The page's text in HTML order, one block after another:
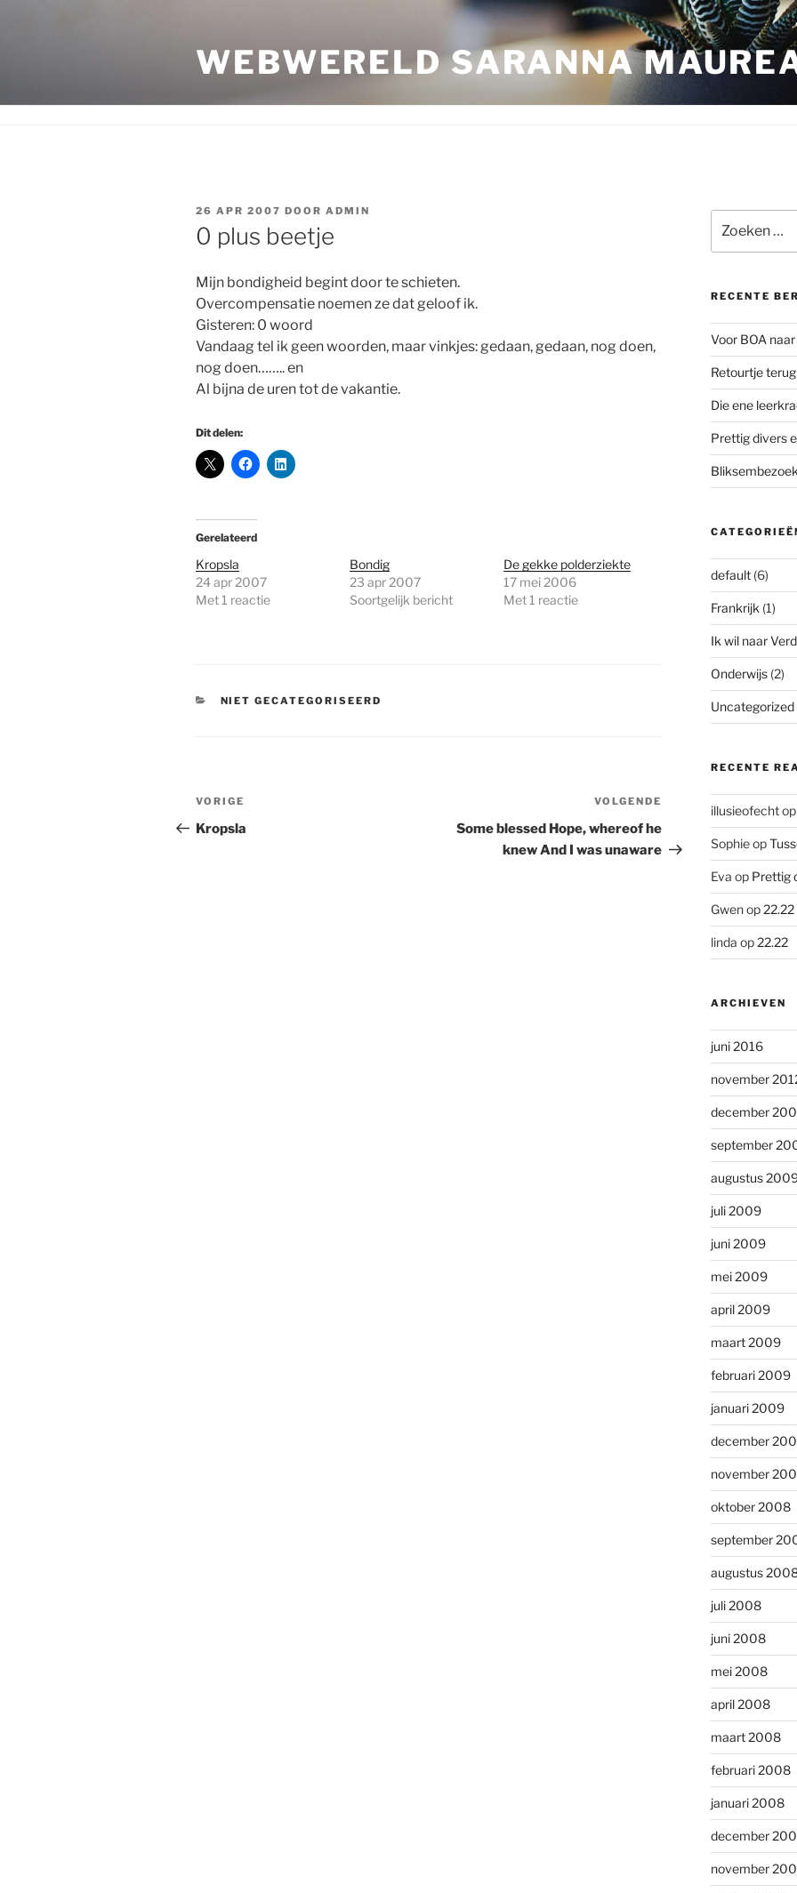
WEBWERELD SARANNA
GEPLAATST
OP
26 APR 2007 DOOR ADMIN
0 plus beetje
Mijn bondigheid begint door te schieten.
Overcompensatie noemen ze dat geloof ik.
Gisteren: 0 woord
Vandaag tel ik geen woorden, maar vinkjes: gedaan, gedaan, nog doen,
nog doen…….. en
Al bijna de uren tot de vakantie.
Dit delen:
Gerelateerd
Kropsla
24 apr 2007
Met 1 reactie
Bondig
23 apr 2007
Soortgelijk bericht
De gekke polderziekte
17 mei 2006
Met 1 reactie
CATEGORIEËN
NIET GECATEGORISEERD
Bericht
navigatie
Vorig
bericht
VORIGE
Kropsla
Volgend
bericht
VOLGENDE
Some blessed Hope, whereof he
knew And I was unaware
naar:
RECENTE
Voor BOA
Retourtje
Die ene
Prettig divers
default(6)
Frankrijk (1)
Ik wil naar
Onderwijs(2)
Uncategorized
RECENTE
illusieofechtop
Sophieop
Eva op Prettig
Gwenop22.22
linda op22.22
ARCHIEVEN
juni 2016
november
december
september
augustus
juli 2009
juni 2009
mei 2009
april 2009
maart 2009
februari 2009
januari 2009
december
november
oktober 2008
september
augustus
juli 2008
juni 2008
mei 2008
april 2008
maart 2008
februari 2008
januari 2008
december
november